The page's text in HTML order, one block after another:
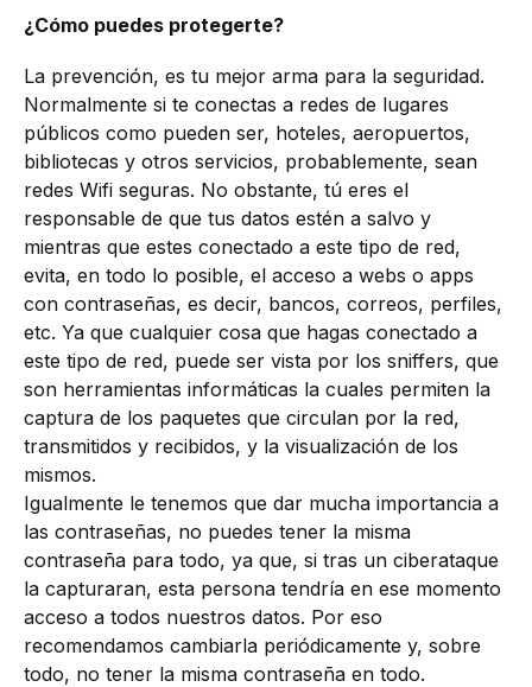
¿Cómo puedes protegerte?
La prevención, es tu mejor arma para la seguridad.
Normalmente si te conectas a redes de lugares
públicos como pueden ser, hoteles, aeropuertos,
bibliotecas y otros servicios, probablemente, sean
redes Wifi seguras. No obstante, tú eres el
responsable de que tus datos estén a salvo y
mientras que estes conectado a este tipo de red,
evita, en todo lo posible, el acceso a webs o apps
con contraseñas, es decir, bancos, correos, perfiles,
etc. Ya que cualquier cosa que hagas conectado a
este tipo de red, puede ser vista por los sniffers, que
son herramientas informáticas la cuales permiten la
captura de los paquetes que circulan por la red,
transmitidos y recibidos, y la visualización de los
mismos.
Igualmente le tenemos que dar mucha importancia a
las contraseñas, no puedes tener la misma
contraseña para todo, ya que, si tras un ciberataque
la capturaran, esta persona tendría en ese momento
acceso a todos nuestros datos. Por eso
recomendamos cambiarla periódicamente y, sobre
todo, no tener la misma contraseña en todo.